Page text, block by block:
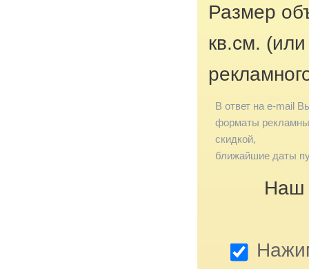
Размер
кв.см.
В ответ на e-mail
форматы
скидкой,
ближайшие даты
Наш